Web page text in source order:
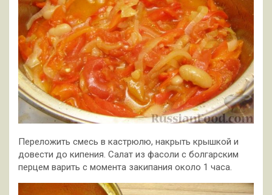
Переложить смесь в кастрюлю, накрыть крышкой и
довести до кипения. Салат из фасоли с болгарским
перцем варить с момента закипания около 1 часа.